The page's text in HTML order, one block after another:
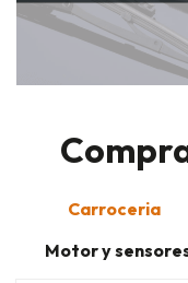
Carroceria
Motor y